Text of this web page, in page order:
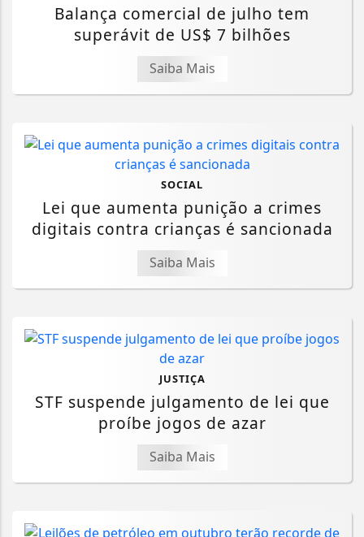
Balança comercial de julho tem
superávit de US$ 7 bilhões
Saiba Mais
SOCIAL
Lei que aumenta punição a crimes
digitais contra crianças é sancionada
Saiba Mais
JUSTIÇA
STF suspende julgamento de lei que
proíbe jogos de azar
Saiba Mais